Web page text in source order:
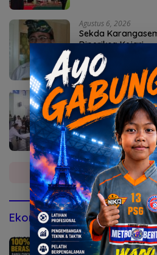
Agustus 6, 2026
Sekda
Diperiksa Kejari
Agustus 6, 2026
Lomba Agustusan
di Mojokerto
Ekonomi & Bisnis